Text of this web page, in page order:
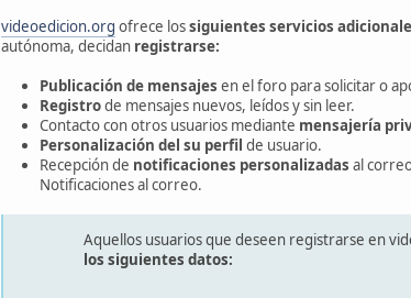
videoedicion.org ofrece lossiguientes servicios
autónoma, decidan registrarse:
Publicación de mensajes en el foro para solicitar o
Registrode mensajes nuevos, leídos y sin leer.
Contacto con otros usuarios mediante mensajería
Personalización del su perfil de usuario.
Recepción de notificaciones personalizadas al
Notificaciones al correo.
Aquellos usuarios que deseen registrarse en
los siguientes datos: